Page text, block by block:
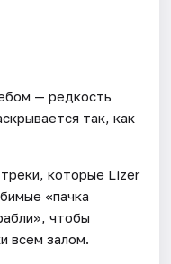
— редкость
так, как
которые Lizer
«пачка
чтобы
всем залом.